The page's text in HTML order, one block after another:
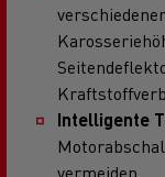
Intelligente
vermeiden.